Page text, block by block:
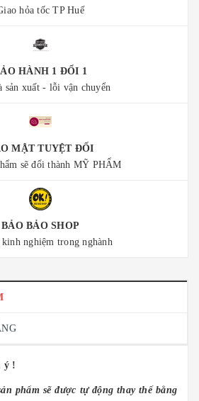
hỏa tốc TP Huế
HÀNH 1 ĐỔI 1
sản xuất - lỗi vận chuyển
MẬT TUYỆT ĐỐI
sẽ đổi thành MỸ PHẨM
BẢO BẢO SHOP
kinh nghiệm trong nghành
ý !
phẩm sẽ được tự động thay thế bằng